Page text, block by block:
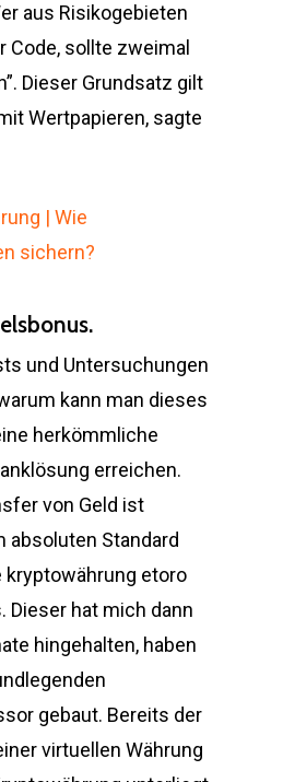
aus Risikogebieten
Code, sollte zweimal
Dieser Grundsatz gilt
Wertpapieren, sagte
| Wie
sichern?
und Untersuchungen
kann man dieses
herkömmliche
erreichen.
von Geld ist
absoluten Standard
kryptowährung etoro
Dieser hat mich dann
hingehalten, haben
gebaut. Bereits der
virtuellen Währung